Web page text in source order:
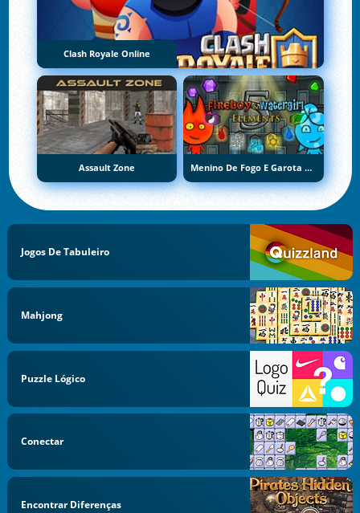
Clash Royale Online
Assault Zone Menino De Fogo E Garota De Água 5: Elementos
Jogos De Tabuleiro
Mahjong
Puzzle Lógico
Conectar
Encontrar Diferenças